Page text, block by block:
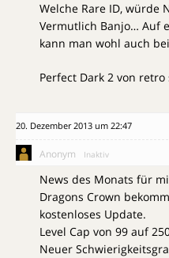
Welche Rare ID, würde
Vermutlich Banjo… Auf
kann man wohl auch
Perfect Dark 2 von retro
20. Dezember 2013 um 22:47
Anonym Inaktiv
News des Monats für
Dragons Crown
kostenloses Update.
Level Cap von 99 auf
Neuer